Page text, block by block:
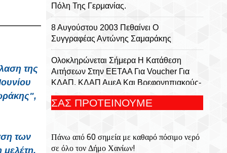
της
των
μελέτη,
Πόλη Της Γερμανίας.
8 Αυγούστου 2003 Πεθαίνει Ο
Συγγραφέας Αντώνης Σαμαράκης
Ολοκληρώνεται Σήμερα Η Κατάθεση
Αιτήσεων Στην ΕΕΤΑΑ Για Voucher Για
ΚΔΑΠ, ΚΔΑΠ ΑμεΑ Και Βρεφονηπιακούς-
Παιδικούς Σταθμούς
Ερευνητές
ΣΑΣ ΠΡΟΤΕΙΝΟΥΜΕ
Πάνω από 60 σημεία με καθαρό πόσιμο νερό
σε όλο τον Δήμο Χανίων!